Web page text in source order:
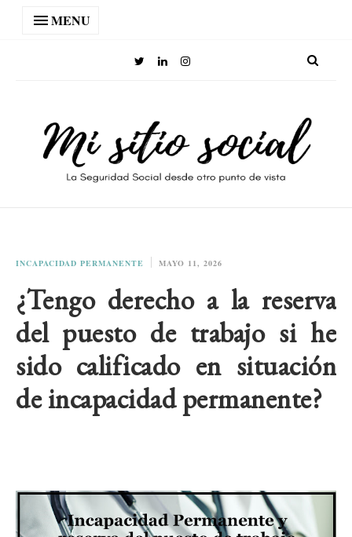
MENU
INCAPACIDAD PERMANENTE MAYO 11, 2026
¿Tengo derecho a la reserva
del puesto de trabajo si he
sido calificado en situación
de incapacidad permanente?